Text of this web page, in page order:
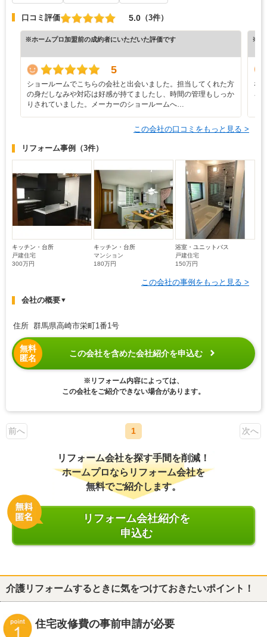
口コミ評価 5.0 （3件）
※ホームプロ加盟前の成約者にいただいた評価です
5
ショールームでこちらの会社と出会いました。担当してくれた方
の身だしなみや対応は好感が持てましたし、時間の管理もしっか
りされていました。メーカーのショールームへ…
※ホ
な
ろ
この会社の口コミをもっと見る >
リフォーム事例 （3件）
キッチン・台所
戸建住宅
300万円
キッチン・台所
マンション
180万円
浴室・ユニットバス
戸建住宅
150万円
この会社の事例をもっと見る >
会社の概要▼
住所 群馬県高崎市栄町1番1号
無料
匿名
この会社を含めた会社紹介を申込む
※リフォーム内容によっては、
この会社をご紹介できない場合があります。
前へ 1 次へ
リフォーム会社を探す手間を削減！
ホームプロならリフォーム会社を
無料でご紹介します。
リフォーム会社紹介を
申込む
介護リフォームするときに気をつけておきたいポイント！
住宅改修費の事前申請が必要